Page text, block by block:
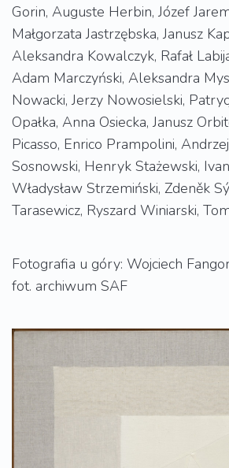
Gorin, Auguste Herbin, Józef
Małgorzata Jastrzębska, Janusz
Aleksandra Kowalczyk, Rafał
Adam Marczyński, Aleksandra
Nowacki, Jerzy Nowosielski,
Opałka, Anna Osiecka, Janusz
Picasso, Enrico Prampolini,
Sosnowski, Henryk Stażewski,
Władysław Strzemiński, Zdeněk
Tarasewicz, Ryszard Winiarski,
Fotografia u góry: Wojciech
fot. archiwum SAF